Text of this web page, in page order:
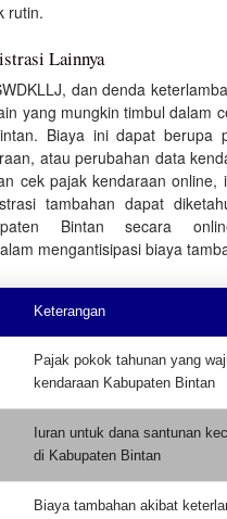
rutin.
Lainnya
dan denda
yang mungkin timbul dalam
Biaya ini dapat berupa
atau perubahan data
cek pajak kendaraan online,
tambahan dapat
Bintan secara
mengantisipasi biaya
Keterangan
Pajak pokok tahunan yang
kendaraan Kabupaten Bintan
Iuran untuk dana santunan
di Kabupaten Bintan
Biaya tambahan akibat